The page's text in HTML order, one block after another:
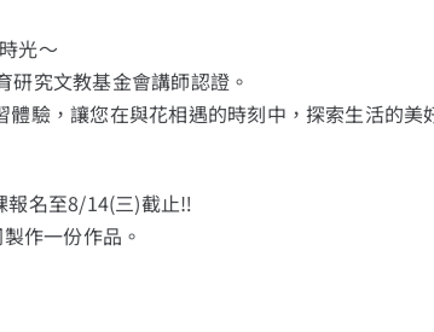
光～
究文教基金會講師認證。
驗，讓您在與花相遇的時刻中，探索生活的美
名至8/14(三)截止‼
作一份作品。